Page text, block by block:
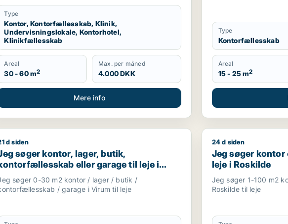
Type
Kontor, Kontorfællesskab, Klinik,
Undervisningslokale, Kontorhotel,
Klinikfællesskab
Areal
30 - 60 m2
Max. per måned
4.000 DKK
Mere info
Type
Kontorfællesskab
Areal
15 - 25 m2
kontor, undervisningslokale, showroom eller erhvervsgrund til leje i
søger kontor, lager, butik, kontorfællesskab eller garage til leje i Virum
d siden
søger kontor, lager, butik,
eller garage til leje i
Virumsøger 0-30 m2 kontor / lager / butik /
/ garage i Virum til leje
Jeg søger kontor
24 d siden
Jeg søger
leje i Roskilde
Jeg søger 1-100 m2
Roskilde til leje